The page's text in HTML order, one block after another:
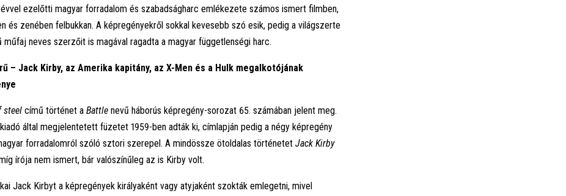
ezelőtti magyar forradalom és szabadságharc emlékezete számos ismert filmben,
és zenében felbukkan. A képregényekről sokkal kevesebb szó esik, pedig a világszerte
műfaj neves szerzőit is magával ragadta a magyar függetlenségi harc.
– Jack Kirby, az Amerika kapitány, az X-Men és a Hulk megalkotójának
steel című történet a Battle nevű háborús képregény-sorozat 65. számában jelent meg.
által megjelentetett füzetet 1959-ben adták ki, címlapján pedig a négy képregény
forradalomról szóló sztori szerepel. A mindössze ötoldalas történetet Jack Kirby
írója nem ismert, bár valószínűleg az is Kirby volt.
Jack Kirbyt a képregények királyaként vagy atyjaként szokták emlegetni, mivel